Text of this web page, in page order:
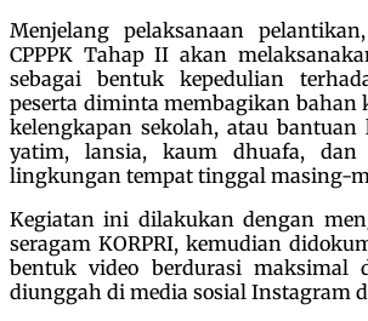
Menjelang pelaksanaan
CPPPK Tahap II akan
sebagai bentuk kepedulian
peserta diminta membagikan bahan
kelengkapan sekolah, atau
yatim, lansia, kaum dhuafa,
lingkungan tempat tinggal masing-
Kegiatan ini dilakukan dengan
seragam KORPRI, kemudian
bentuk video berdurasi maksimal
diunggah di media sosial Instagram